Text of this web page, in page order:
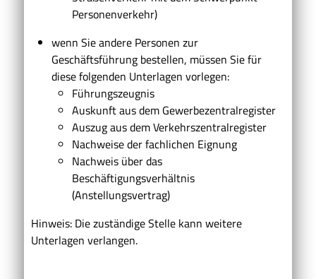
Personenverkehr)
wenn Sie andere Personen zur
Geschäftsführung bestellen, müssen Sie für
diese folgenden Unterlagen vorlegen:
Führungszeugnis
Auskunft aus dem Gewerbezentralregister
Auszug aus dem Verkehrszentralregister
Nachweise der fachlichen Eignung
Nachweis über das
Beschäftigungsverhältnis
(Anstellungsvertrag)
Hinweis: Die zuständige Stelle kann weitere
Unterlagen verlangen.